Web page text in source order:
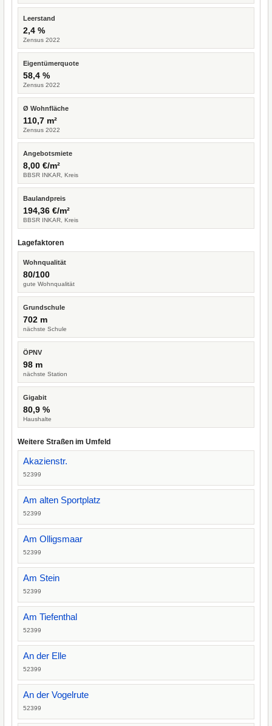
Leerstand
2,4 %
Zensus 2022
Eigentümerquote
58,4 %
Zensus 2022
Ø Wohnfläche
110,7 m²
Zensus 2022
Angebotsmiete
8,00 €/m²
BBSR INKAR, Kreis
Baulandpreis
194,36 €/m²
BBSR INKAR, Kreis
Lagefaktoren
Wohnqualität
80/100
gute Wohnqualität
Grundschule
702 m
nächste Schule
ÖPNV
98 m
nächste Station
Gigabit
80,9 %
Haushalte
Weitere Straßen im Umfeld
Akazienstr.
52399
Am alten Sportplatz
52399
Am Olligsmaar
52399
Am Stein
52399
Am Tiefenthal
52399
An der Elle
52399
An der Vogelrute
52399